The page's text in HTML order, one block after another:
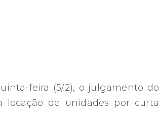
feira (5/2), o julgamento do
de unidades por curta